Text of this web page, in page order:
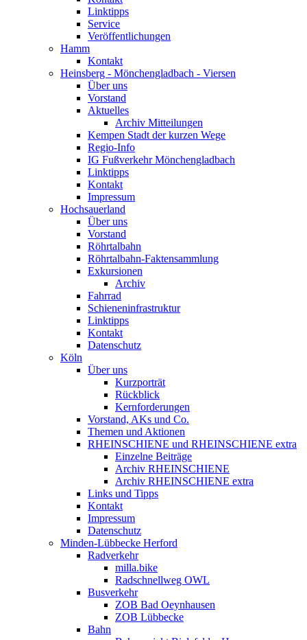
Linktipps
Service
Veröffentlichungen
Hamm
Kontakt
Heinsberg - Mönchengladbach - Viersen
Über uns
Vorstand
Aktuelles
Archiv Mitteilungen
Kempen Stadt der kurzen Wege
Regio-Info
IG Fußverkehr Mönchengladbach
Linktipps
Kontakt
Impressum
Hochsauerland
Über uns
Vorstand
Röhrtalbahn
Röhrtalbahn-Faktensammlung
Exkursionen
Archiv
Fahrrad
Schieneninfrastruktur
Linktipps
Kontakt
Datenschutz
Köln
Über uns
Kurzporträt
Rückblick
Kernforderungen
Vorstand, AKs und Co.
Themen und Aktionen
RHEINSCHIENE und RHEINSCHIENE extra
Einzelne Beiträge
Archiv RHEINSCHIENE
Archiv RHEINSCHIENE extra
Links und Tipps
Kontakt
Impressum
Datenschutz
Minden-Lübbecke Herford
Radverkehr
milla.bike
Radschnellweg OWL
Busverkehr
ZOB Bad Oeynhausen
ZOB Lübbecke
Bahn